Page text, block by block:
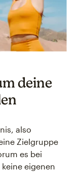
deine
also
Zielgruppe
es bei
eigenen